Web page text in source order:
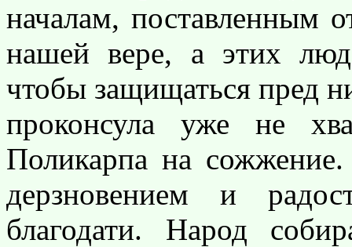
началам, поставленным
нашей вере, а этих
чтобы защищаться пред
проконсула уже не
Поликарпа на
дерзновением и
благодати. Народ